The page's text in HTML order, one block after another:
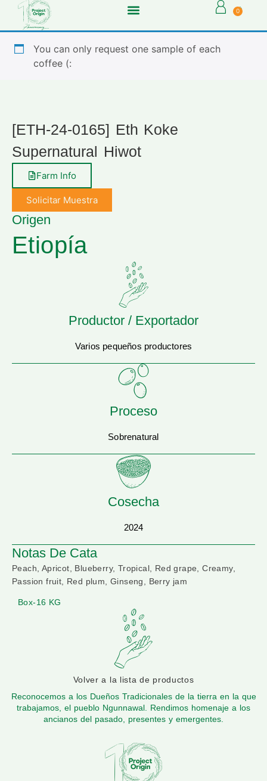
0
You can only request one sample of each
coffee (:
[ETH-24-0165] Eth Koke
Supernatural Hiwot
Farm Info
Solicitar Muestra
Origen
Etiopía
Productor / Exportador
Varios pequeños productores
Proceso
Sobrenatural
Cosecha
2024
Notas De Cata
Peach, Apricot, Blueberry, Tropical, Red grape, Creamy,
Passion fruit, Red plum, Ginseng, Berry jam
Box-16 KG
Volver a la lista de productos
Reconocemos a los Dueños Tradicionales de la tierra en la que
trabajamos, el pueblo Ngunnawal. Rendimos homenaje a los
ancianos del pasado, presentes y emergentes.